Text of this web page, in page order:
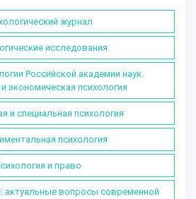
журнал
исследования
Российской академии наук.
экономическая психология
и специальная психология
психология
и право
вопросы современной